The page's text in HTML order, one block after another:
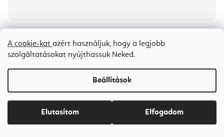
A cookie-kat azért használjuk, hogy a legjobb
szolgáltatásokat nyújthassuk Neked.
Beállítások
Elutasítom Elfogadom
Flexity Yogi & Yogini meditációs párna az élet virága mintával 33 x 17
cm
átlagos
értékelése
5,0
Raktáron(1 db)
Ft12 700